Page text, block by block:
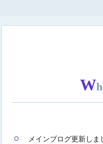
W
メインブログ更新しま